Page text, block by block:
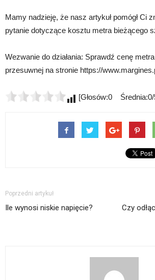
Mamy nadzieję, że nasz artykuł pomógł Ci
pytanie dotyczące kosztu metra bieżącego
Wezwanie do działania: Sprawdź cenę
przesuwnej na stronie https://
[Głosów:0 Średnia:0/
Poprzedni artykuł
Ile wynosi niskie napięcie?
Czy